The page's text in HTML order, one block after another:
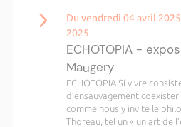
Du vendredi 04 avril
2025
ECHOTOPIA -
Maugery
ECHOTOPIA Si vivre
d’ensauvagement
comme nous y invite le
Thoreau, tel un « un art de